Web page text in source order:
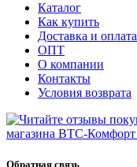
Каталог
Как купить
Доставка и оплата
ОПТ
О компании
Контакты
Условия возврата
Обратная связь